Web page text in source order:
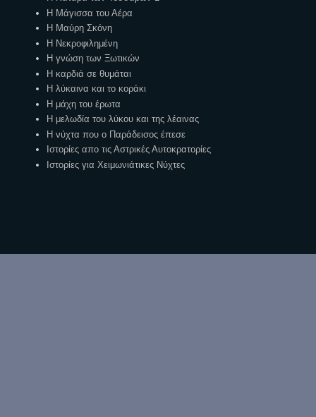
Η Μάγισσα του Αέρα
Η Μαύρη Σκόνη
Η Νεκροφιλημένη
Η γνώση των Ξωτικών
Η καρδιά σε θυμάται
Η λύκαινα και το κοράκι
Η μάχη του έρωτα
Η μελωδία του λύκου και της λέαινας
Η νύχτα που ο Παράδεισος έπεσε
Ιστορίες απο τις Αστρικές Αυτοκρατορίες
Ιστορίες για Χειμωνιάτικες Νύχτες